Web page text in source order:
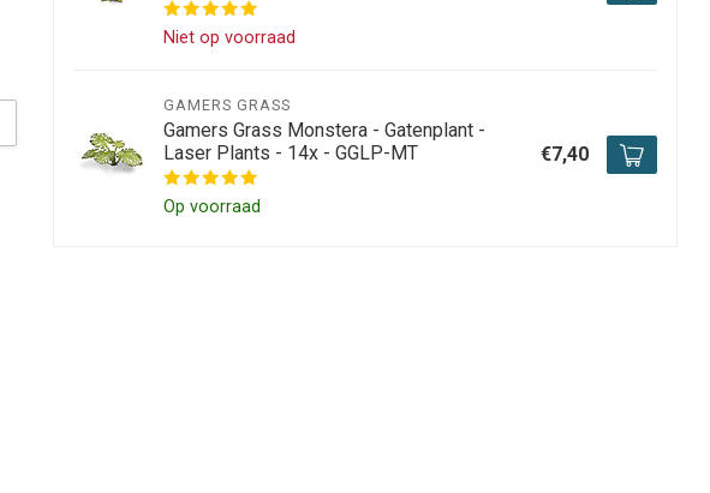
Niet op voorraad
GAMERS GRASS
Gamers Grass Monstera - Gatenplant -
Laser Plants - 14x - GGLP-MT
Op voorraad
€7,40